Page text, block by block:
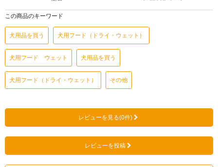
この商品のキーワード
犬用品を買う 犬用フード（ドライ・ウェット）
犬用フード ウェット 犬用品を買う
犬用フード（ドライ・ウェット） その他
レビューを見る(0件)
レビューを投稿